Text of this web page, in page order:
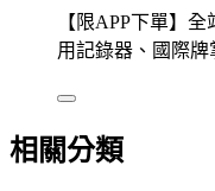
【限APP下單】
用記錄器、國際
相關分類